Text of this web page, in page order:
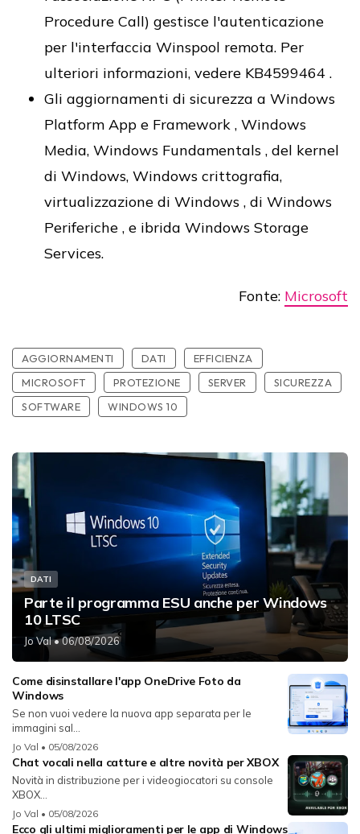
Procedure Call) gestisce l'autenticazione
per l'interfaccia Winspool remota. Per
ulteriori informazioni, vedere KB4599464 .
Gli aggiornamenti di sicurezza a Windows
Platform App e Framework , Windows
Media, Windows Fundamentals , del kernel
di Windows, Windows crittografia,
virtualizzazione di Windows , di Windows
Periferiche , e ibrida Windows Storage
Services.
Fonte: Microsoft
AGGIORNAMENTI DATI
EFFICIENZA
MICROSOFT
PROTEZIONE SERVER
SICUREZZA
SOFTWARE
WINDOWS 10
DATI
Parte il programma ESU anche per Windows
10 LTSC
Jo Val• 06/08/2026
Come disinstallare l'app OneDrive Foto da
Windows
Se non vuoi vedere la nuova app separata per le
immagini sal...
Jo Val • 05/08/2026
Chat vocali nella catture e altre novità per XBOX
Novità in distribuzione per i videogiocatori su console
XBOX...
Jo Val • 05/08/2026
Ecco gli ultimi miglioramenti per le app di Windows